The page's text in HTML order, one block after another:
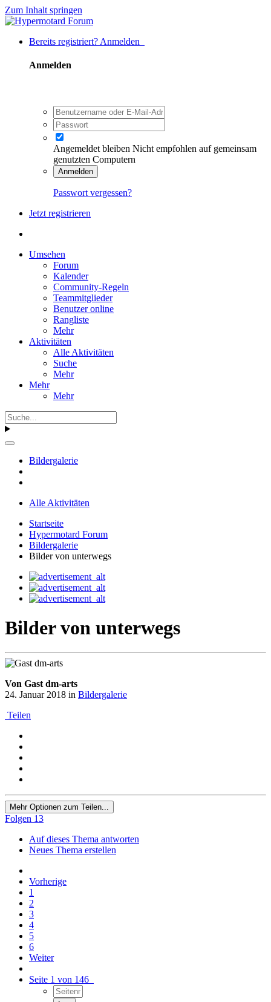
Zum Inhalt springen
Bereits registriert? Anmelden
Anmelden
Angemeldet bleiben Nicht empfohlen auf gemeinsam
genutzten Computern
Anmelden
Passwort vergessen?
Jetzt registrieren
Umsehen
Forum
Kalender
Community-Regeln
Teammitglieder
Benutzer online
Rangliste
Mehr
Aktivitäten
Alle Aktivitäten
Suche
Mehr
Mehr
Mehr
Bildergalerie
Alle Aktivitäten
Startseite
Hypermotard Forum
Bildergalerie
Bilder von unterwegs
Bilder von unterwegs
Von Gast dm-arts
24. Januar 2018 in Bildergalerie
Teilen
Mehr Optionen zum Teilen...
Folgen 13
Auf dieses Thema antworten
Neues Thema erstellen
Vorherige
1
2
3
4
5
6
Weiter
Seite 1 von 146